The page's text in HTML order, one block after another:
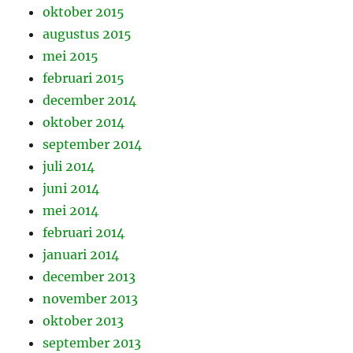
oktober 2015
augustus 2015
mei 2015
februari 2015
december 2014
oktober 2014
september 2014
juli 2014
juni 2014
mei 2014
februari 2014
januari 2014
december 2013
november 2013
oktober 2013
september 2013